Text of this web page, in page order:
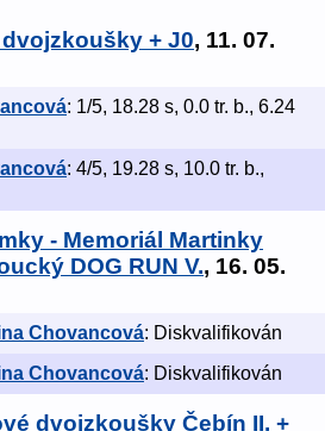
+ J0, 11. 07.
: 1/5, 18.28 s, 0.0 tr. b., 6.24
: 4/5, 19.28 s, 10.0 tr. b.,
- Memoriál Martinky
DOG RUN V., 16. 05.
Chovancová: Diskvalifikován
Chovancová: Diskvalifikován
dvojzkoušky Čebín II. +